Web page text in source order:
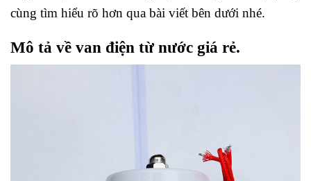
cùng tìm hiểu rõ hơn qua bài viết bên dưới nhé.
Mô tả về van điện từ nước giá rẻ.